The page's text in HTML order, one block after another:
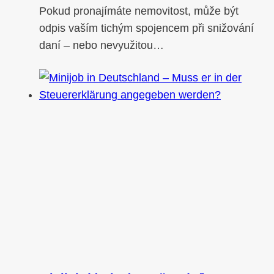
Pokud pronajímáte nemovitost, může být
odpis vaším tichým spojencem při snižování
daní – nebo nevyužitou…